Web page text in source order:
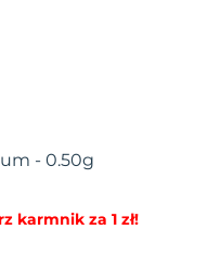
- 0.50g
karmnik za 1 zł!